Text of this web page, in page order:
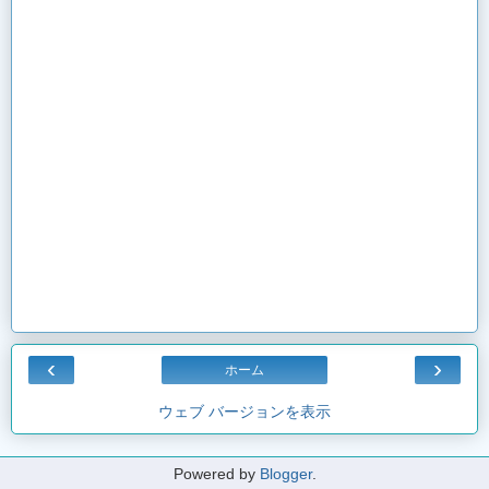
‹ ›
ホーム
ウェブ バージョンを表示
Powered by Blogger.